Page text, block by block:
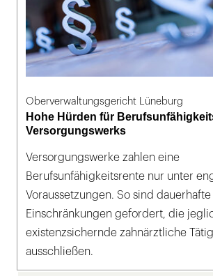
Oberverwaltungsgericht Lüneburg
Hohe Hürden für
Versorgungswerks
Versorgungswerke zahlen eine
Berufsunfähigkeitsrente nur unter
Voraussetzungen. So sind dauerhafte
Einschränkungen gefordert, die
existenzsichernde zahnärztliche
ausschließen.